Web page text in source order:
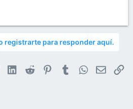
registrarte para responder aquí.
LinkedIn
Reddit PinterestTumblrWhatsApp
Email